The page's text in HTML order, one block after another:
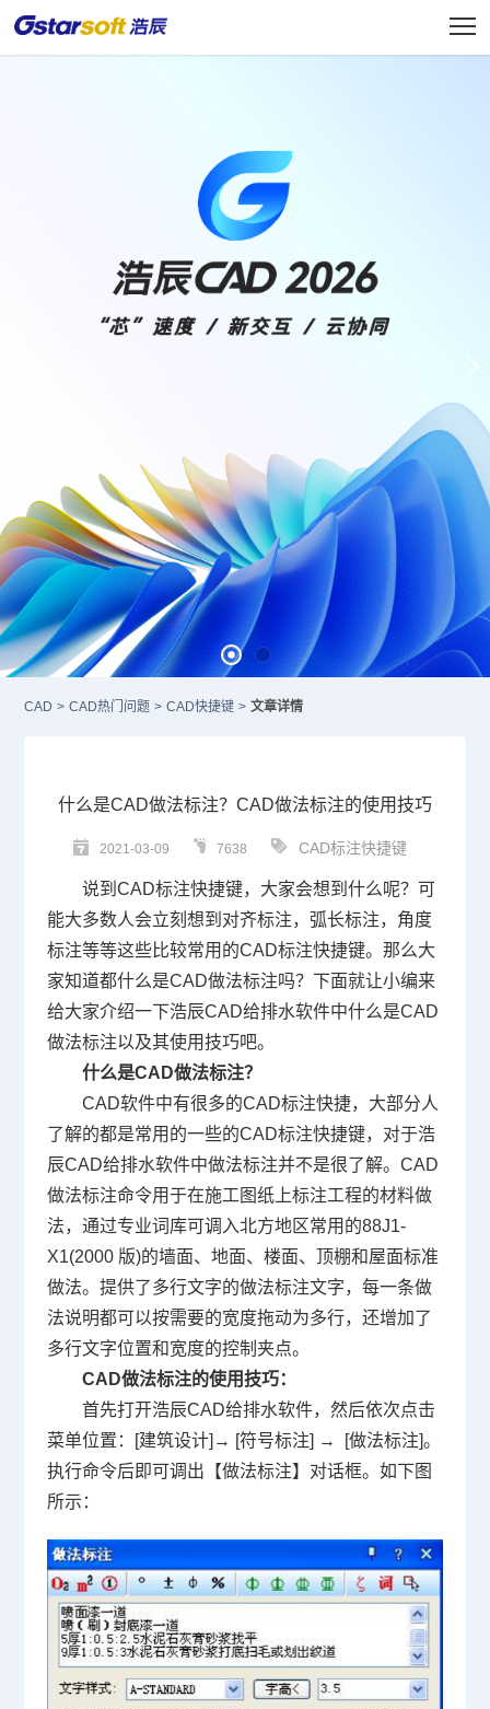
CAD > CAD热门问题 > CAD快捷键 > 文章详情
什么是CAD做法标注？CAD做法标注的使用技巧
2021-03-09 7638 CAD标注快捷键
说到 CAD标注快捷键，大家会想到什么呢？可
能大多数人会立刻想到对齐标注，弧长标注，角度
标注等等这些比较常用的CAD标注快捷键。那么大
家知道都什么是CAD做法标注吗？下面就让小编来
给大家介绍一下浩辰CAD给排水软件中什么是CAD
做法标注以及其使用技巧吧。
什么是CAD做法标注？
CAD软件中有很多的CAD标注快捷，大部分人
了解的都是常用的一些的CAD标注快捷键，对于浩
辰CAD给排水软件中做法标注并不是很了解。CAD
做法标注命令用于在施工图纸上标注工程的材料做
法，通过专业词库可调入北方地区常用的88J1-
X1(2000 版)的墙面、地面、楼面、顶棚和屋面标准
做法。提供了多行文字的做法标注文字，每一条做
法说明都可以按需要的宽度拖动为多行，还增加了
多行文字位置和宽度的控制夹点。
CAD做法标注的使用技巧：
首先打开浩辰CAD给排水软件，然后依次点击
菜单位置：[建筑设计]→ [符号标注] → [做法标注]。
执行命令后即可调出【做法标注】对话框。如下图
所示：